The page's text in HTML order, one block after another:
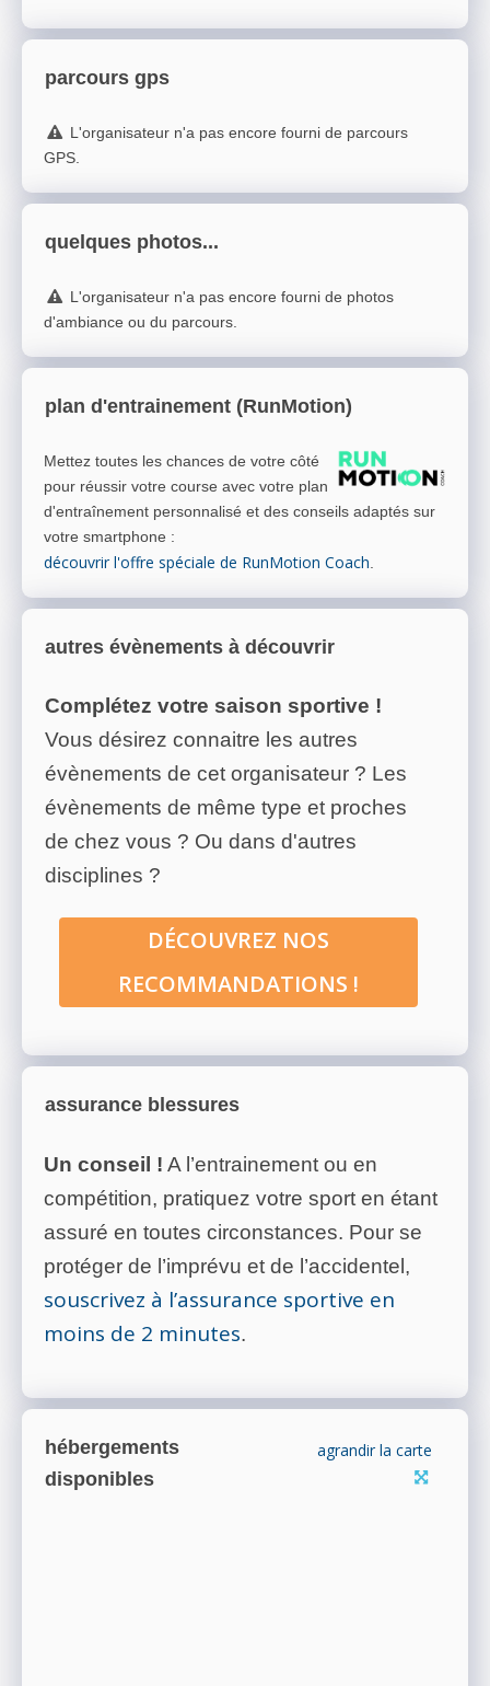
parcours gps
L'organisateur n'a pas encore fourni de parcours
GPS.
quelques photos...
L'organisateur n'a pas encore fourni de photos
d'ambiance ou du parcours.
plan d'entrainement (RunMotion)
Mettez toutes les chances de votre côté
pour réussir votre course avec votre plan
d'entraînement personnalisé et des conseils adaptés sur
votre smartphone :
découvrir l'offre spéciale de RunMotion Coach.
autres évènements à découvrir
Complétez votre saison sportive !
Vous désirez connaitre les autres
évènements de cet organisateur ? Les
évènements de même type et proches
de chez vous ? Ou dans d'autres
disciplines ?
DÉCOUVREZ NOS
RECOMMANDATIONS !
assurance blessures
Un conseil ! A l’entrainement ou en
compétition, pratiquez votre sport en étant
assuré en toutes circonstances. Pour se
protéger de l’imprévu et de l’accidentel,
souscrivez à l’assurance sportive en
moins de 2 minutes.
hébergements
disponibles
agrandir la carte